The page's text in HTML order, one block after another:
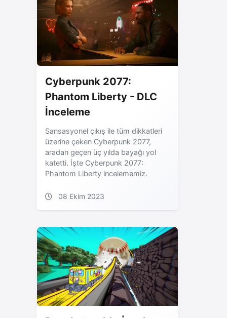
Cyberpunk 2077:
Phantom Liberty - DLC
İnceleme
Sansasyonel çıkış ile tüm dikkatleri
üzerine çeken Cyberpunk 2077,
aradan geçen üç yılda bayağı yol
katetti. İşte Cyberpunk 2077:
Phantom Liberty incelememiz.
08 Ekim 2023